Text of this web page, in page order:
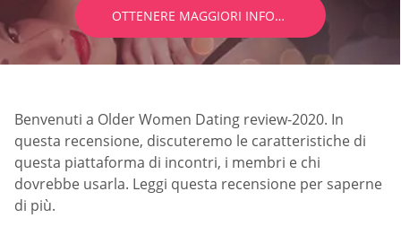
OTTENERE MAGGIORI INFORMAZIONI
Benvenuti a Older Women Dating review-2020. In
questa recensione, discuteremo le caratteristiche di
questa piattaforma di incontri, i membri e chi
dovrebbe usarla. Leggi questa recensione per saperne
di più.